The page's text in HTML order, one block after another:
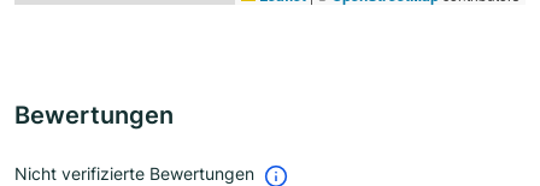
Bewertungen
Nicht verifizierte Bewertungen